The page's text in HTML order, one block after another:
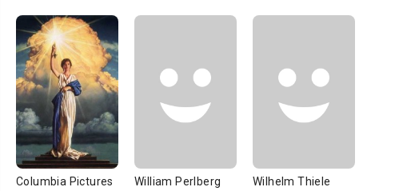
Columbia Pictures William Perlberg Wilhelm Thiele